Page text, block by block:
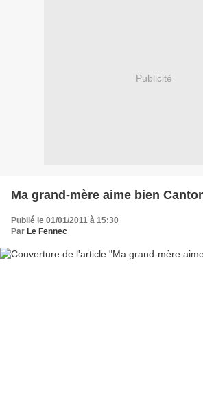
Publicité
Ma grand-mère aime bien
Publié le 01/01/2011 à 15:30
Par Le Fennec